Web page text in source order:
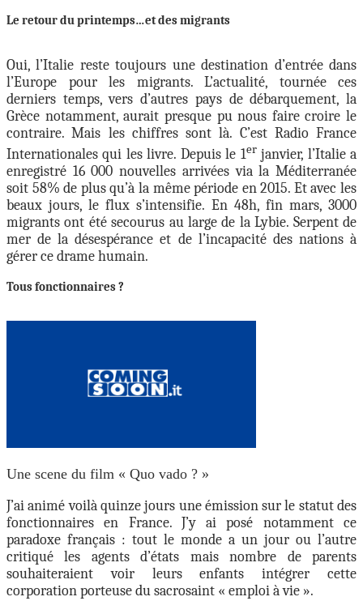
Le retour du printemps…et des migrants
Oui, l’Italie reste toujours une destination d’entrée dans
l’Europe pour les migrants. L’actualité, tournée ces
derniers temps, vers d’autres pays de débarquement, la
Grèce notamment, aurait presque pu nous faire croire le
contraire. Mais les chiffres sont là. C’est Radio France
Internationales qui les livre. Depuis le 1erjanvier, l’Italie a
enregistré 16 000 nouvelles arrivées via la Méditerranée
soit 58% de plus qu’à la même période en 2015. Et avec les
beaux jours, le flux s’intensifie. En 48h, fin mars, 3000
migrants ont été secourus au large de la Lybie. Serpent de
mer de la désespérance et de l’incapacité des nations à
gérer ce drame humain.
Tous fonctionnaires ?
Une scene du film « Quo vado ? »
J’ai animé voilà quinze jours une émission sur le statut des
fonctionnaires en France. J’y ai posé notamment ce
paradoxe français : tout le monde a un jour ou l’autre
critiqué les agents d’états mais nombre de parents
souhaiteraient voir leurs enfants intégrer cette
corporation porteuse du sacrosaint « emploi à vie ».